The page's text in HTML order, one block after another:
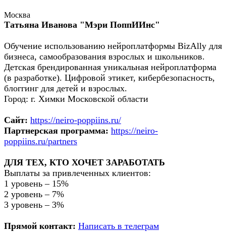
Москва
Татьяна Иванова "Мэри ПоппИИнс"
Обучение использованию нейроплатформы BizAlly для
бизнеса, самообразования взрослых и школьников.
Детская брендированная уникальная нейроплатформа
(в разработке). Цифровой этикет, кибербезопасность,
блоггинг для детей и взрослых.
Город: г. Химки Московской области
Сайт: https://neiro-poppiins.ru/
Партнерская программа: https://neiro-
poppiins.ru/partners
ДЛЯ ТЕХ, КТО ХОЧЕТ ЗАРАБОТАТЬ
Выплаты за привлеченных клиентов:
1 уровень – 15%
2 уровень – 7%
3 уровень – 3%
Прямой контакт: Написать в телеграм